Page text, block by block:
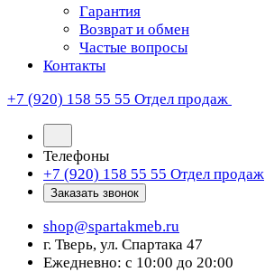
Гарантия
Возврат и обмен
Частые вопросы
Контакты
+7 (920) 158 55 55 Отдел продаж
Телефоны
+7 (920) 158 55 55 Отдел продаж
Заказать звонок
shop@spartakmeb.ru
г. Тверь, ул. Спартака 47
Ежедневно: с 10:00 до 20:00